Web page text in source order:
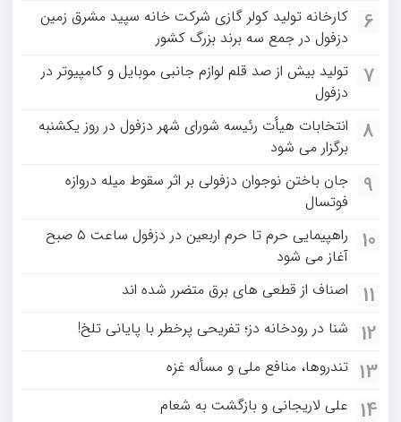
6
کارخانه تولید کولر گازی شرکت خانه سپید مشرق زمین
دزفول در جمع سه برند بزرگ کشور
7
تولید بیش از صد قلم لوازم جانبی موبایل و کامپیوتر در
دزفول
8
انتخابات هیأت رئیسه شورای شهر دزفول در روز یکشنبه
برگزار می شود
9
جان باختن نوجوان دزفولی بر اثر سقوط میله دروازه
فوتسال
10
راهپیمایی حرم تا حرم اربعین در دزفول ساعت ۵ صبح
آغاز می شود
11 اصناف از قطعی های برق متضرر شده اند
12 شنا در رودخانه دز؛ تفریحی پرخطر با پایانی تلخ!
13 تندروها، منافع ملی و مسأله غزه
14 علی لاریجانی و بازگشت به شعام